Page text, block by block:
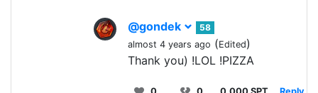
@gondek
58
almost 4 years ago (Edited)
Thank you) !LOL !PIZZA